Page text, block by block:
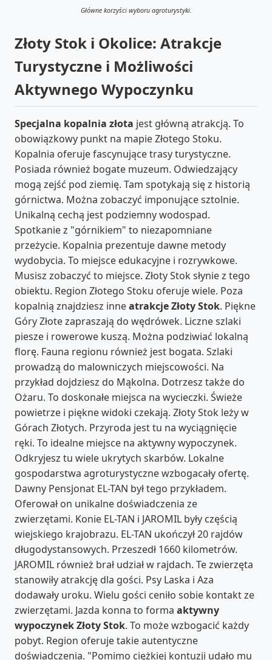
Główne korzyści wyboru agroturystyki.
Złoty Stok i Okolice: Atrakcje
Turystyczne i Możliwości
Aktywnego Wypoczynku
Specjalna kopalnia złota jest główną atrakcją. To
obowiązkowy punkt na mapie Złotego Stoku.
Kopalnia oferuje fascynujące trasy turystyczne.
Posiada również bogate muzeum. Odwiedzający
mogą zejść pod ziemię. Tam spotykają się z historią
górnictwa. Można zobaczyć imponujące sztolnie.
Unikalną cechą jest podziemny wodospad.
Spotkanie z "górnikiem" to niezapomniane
przeżycie. Kopalnia prezentuje dawne metody
wydobycia. To miejsce edukacyjne i rozrywkowe.
Musisz zobaczyć to miejsce. Złoty Stok słynie z tego
obiektu. Region Złotego Stoku oferuje wiele. Poza
kopalnią znajdziesz inneatrakcje Złoty Stok. Piękne
Góry Złote zapraszają do wędrówek. Liczne szlaki
piesze i rowerowe kuszą. Można podziwiać lokalną
florę. Fauna regionu również jest bogata. Szlaki
prowadzą do malowniczych miejscowości. Na
przykład dojdziesz do Mąkolna. Dotrzesz także do
Ożaru. To doskonałe miejsca na wycieczki. Świeże
powietrze i piękne widoki czekają. Złoty Stok leży w
Górach Złotych. Przyroda jest tu na wyciągnięcie
ręki. To idealne miejsce na aktywny wypoczynek.
Odkryjesz tu wiele ukrytych skarbów. Lokalne
gospodarstwa agroturystyczne wzbogacały ofertę.
Dawny Pensjonat EL-TAN był tego przykładem.
Oferował on unikalne doświadczenia ze
zwierzętami. Konie EL-TAN i JAROMIL były częścią
wiejskiego krajobrazu. EL-TAN ukończył 20 rajdów
długodystansowych. Przeszedł 1660 kilometrów.
JAROMIL również brał udział w rajdach. Te zwierzęta
stanowiły atrakcję dla gości. Psy Laska i Aza
dodawały uroku. Wielu gości ceniło sobie kontakt ze
zwierzętami. Jazda konna to forma aktywny
wypoczynek Złoty Stok. To może wzbogacić każdy
pobyt. Region oferuje takie autentyczne
doświadczenia. "Pomimo ciężkiej kontuzji udało mu